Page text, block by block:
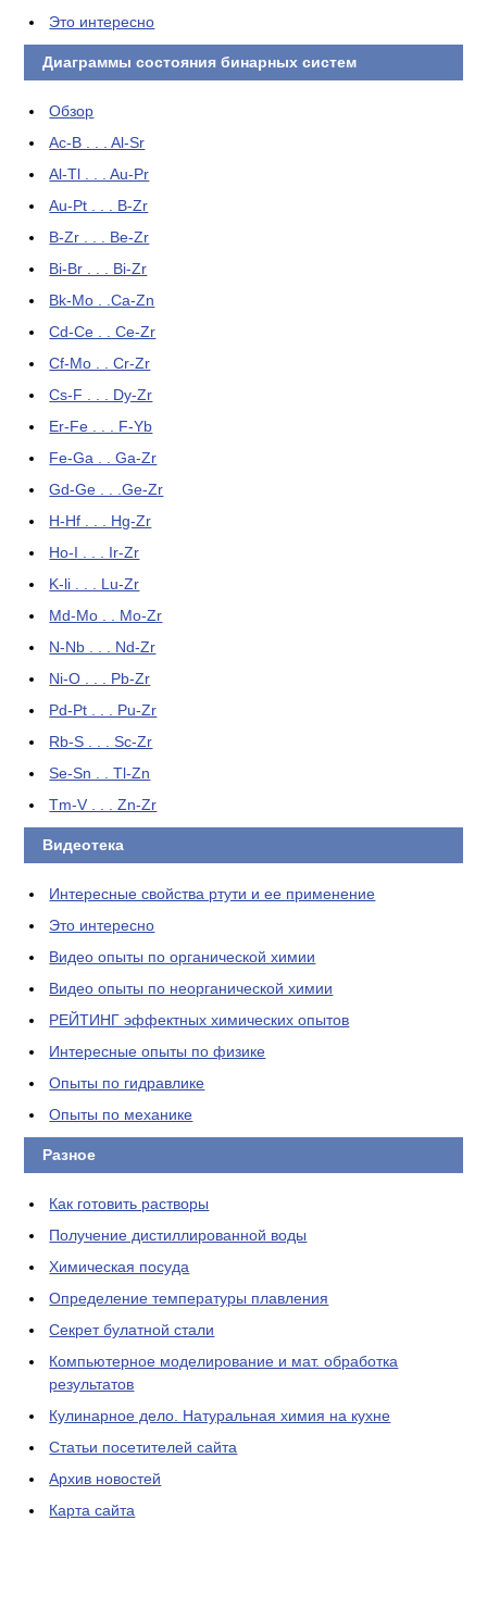
Это интересно
Диаграммы состояния бинарных систем
Обзор
Ac-B . . . Al-Sr
Al-Tl . . . Au-Pr
Au-Pt . . . B-Zr
B-Zr . . . Be-Zr
Bi-Br . . . Bi-Zr
Bk-Mo . .Ca-Zn
Cd-Ce . . Ce-Zr
Cf-Mo . . Cr-Zr
Cs-F . . . Dy-Zr
Er-Fe . . . F-Yb
Fe-Ga . . Ga-Zr
Gd-Ge . . .Ge-Zr
H-Hf . . . Hg-Zr
Ho-I . . . Ir-Zr
K-li . . . Lu-Zr
Md-Mo . . Mo-Zr
N-Nb . . . Nd-Zr
Ni-O . . . Pb-Zr
Pd-Pt . . . Pu-Zr
Rb-S . . . Sc-Zr
Se-Sn . . Tl-Zn
Tm-V . . . Zn-Zr
Видеотека
Интересные свойства ртути и ее применение
Это интересно
Видео опыты по органической химии
Видео опыты по неорганической химии
РЕЙТИНГ эффектных химических опытов
Интересные опыты по физике
Опыты по гидравлике
Опыты по механике
Разное
Как готовить растворы
Получение дистиллированной воды
Химическая посуда
Определение температуры плавления
Секрет булатной стали
Компьютерное моделирование и мат. обработка
результатов
Кулинарное дело. Натуральная химия на кухне
Статьи посетителей сайта
Архив новостей
Карта сайта